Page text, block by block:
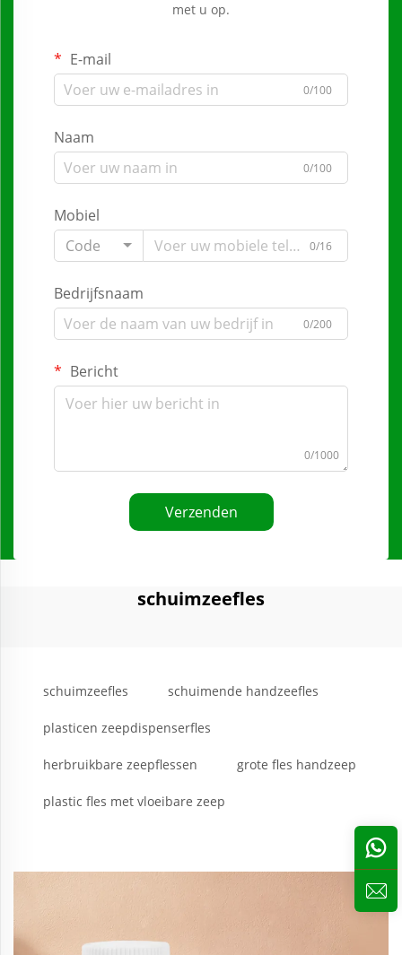
met u op.
E-mail
0/100
Naam
0/100
Mobiel
Code
0/16
Bedrijfsnaam
0/200
Bericht
0/1000
Verzenden
schuimzeefles
schuimzeefles schuimende handzeefles
plasticen zeepdispenserfles
herbruikbare zeepflessen grote fles handzeep
plastic fles met vloeibare zeep